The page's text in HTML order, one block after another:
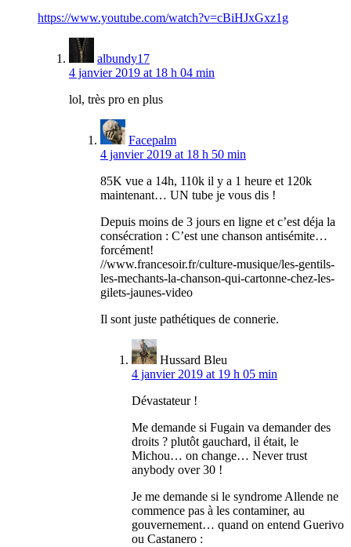
https://www.youtube.com/watch?v=cBiHJxGxz1g
albundy17
4 janvier 2019 at 18 h 04 min
lol, très pro en plus
Facepalm
4 janvier 2019 at 18 h 50 min
85K vue a 14h, 110k il y a 1 heure et 120k
maintenant… UN tube je vous dis !
Depuis moins de 3 jours en ligne et c’est déja la
consécration : C’est une chanson antisémite…
forcément!
//www.francesoir.fr/culture-musique/les-gentils-
les-mechants-la-chanson-qui-cartonne-chez-les-
gilets-jaunes-video
Il sont juste pathétiques de connerie.
Hussard Bleu
4 janvier 2019 at 19 h 05 min
Dévastateur !
Me demande si Fugain va demander des
droits ? plutôt gauchard, il était, le
Michou… on change… Never trust
anybody over 30 !
Je me demande si le syndrome Allende ne
commence pas à les contaminer, au
gouvernement… quand on entend Guerivo
ou Castanero :